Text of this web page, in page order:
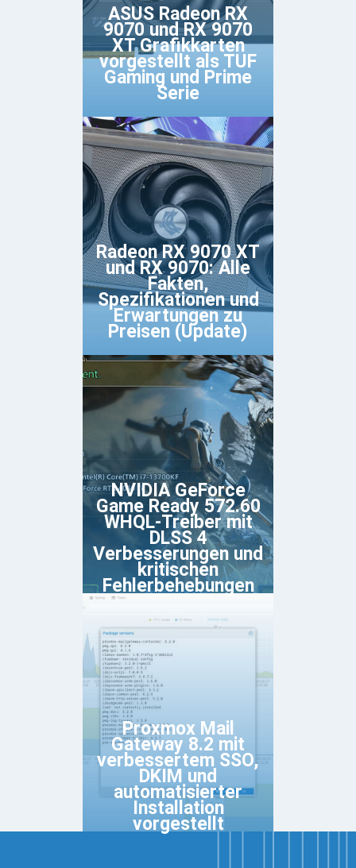
ASUS Radeon RX
9070 und RX 9070
XT Grafikkarten
vorgestellt als TUF
Gaming und Prime
Serie
Radeon RX 9070 XT
und RX 9070: Alle
Fakten,
Spezifikationen und
Erwartungen zu
Preisen (Update)
NVIDIA GeForce
Game Ready 572.60
WHQL-Treiber mit
DLSS 4
Verbesserungen und
kritischen
Fehlerbehebungen
Proxmox Mail
Gateway 8.2 mit
verbessertem SSO,
DKIM und
automatisierter
Installation
vorgestellt